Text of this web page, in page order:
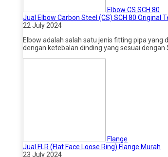
Elbow CS SCH 80
Jual Elbow Carbon Steel (CS) SCH 80 Original
22 July 2024
Elbow adalah salah satu jenis fitting pipa yang
dengan ketebalan dinding yang sesuai dengan
Flange
Jual FLR (Flat Face Loose Ring) Flange Murah
23 July 2024